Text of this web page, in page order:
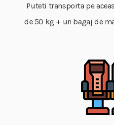
Puteti transporta pe
de 50 kg + un bagaj de